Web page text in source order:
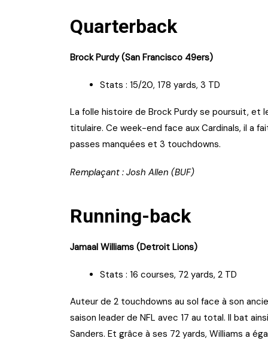
Quarterback
Brock Purdy (San Francisco 49ers)
Stats : 15/20, 178 yards, 3 TD
La folle histoire de Brock Purdy se poursuit, et
titulaire. Ce week-end face aux Cardinals, il a
passes manquées et 3 touchdowns.
Remplaçant : Josh Allen (BUF)
Running-back
Jamaal Williams (Detroit Lions)
Stats : 16 courses, 72 yards, 2 TD
Auteur de 2 touchdowns au sol face à son
saison leader de NFL avec 17 au total. Il bat
Sanders. Et grâce à ses 72 yards, Williams a